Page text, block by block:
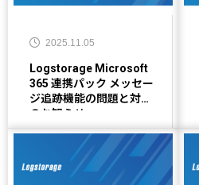
2025.11.05
Logstorage Microsoft
365 連携パック メッセー
ジ追跡機能の問題と対応
のお知らせ